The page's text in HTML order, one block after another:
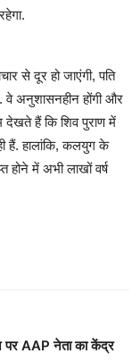
से दूर हो जाएंगी, पति
अनुशासनहीन होंगी और
देखते हैं कि शिव पुराण में
हैं. हालांकि, कलयुग के
में अभी लाखों वर्ष
पर AAP नेता का केंद्र